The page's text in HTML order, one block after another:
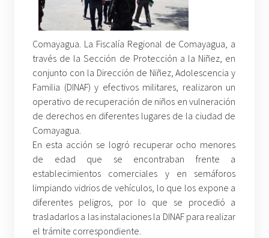
Comayagua. La Fiscalía Regional de Comayagua, a
través de la Sección de Protección a la Niñez, en
conjunto con la Dirección de Niñez, Adolescencia y
Familia (DINAF) y efectivos militares, realizaron un
operativo de recuperación de niños en vulneración
de derechos en diferentes lugares de la ciudad de
Comayagua.
En esta acción se logró recuperar ocho menores
de edad que se encontraban frente a
establecimientos comerciales y en semáforos
limpiando vidrios de vehículos, lo que los expone a
diferentes peligros, por lo que se procedió a
trasladarlos a las instalaciones la DINAF para realizar
el trámite correspondiente.